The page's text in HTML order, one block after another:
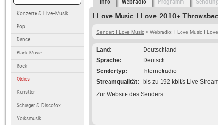
Konzerte & Live-Musik
Pop
Dance
Black Music
Rock
Oldies
Künstler
Schlager & Discofox
Volksmusik
Info Webradio Programm
I Love Music I Love 2010+
Sender: I Love Music > Webradio: I Love Music I
Land
Deutschland
Sprache
Deutsch
Sendertyp
Internetradio
Streamqualität
bis zu 192 kbit/s Live-
Zur Website des Senders